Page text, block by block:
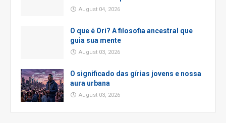
August 04, 2026
O que é Ori? A filosofia ancestral que
guia sua mente
August 03, 2026
O significado das gírias jovens e nossa
aura urbana
August 03, 2026